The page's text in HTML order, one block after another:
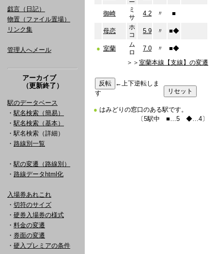
戯言（日記）
物置（ファイル置場）
リンク集
管理人へメール
アーカイブ
（更新終了）
駅のデータベース
・ 駅名検索（簡易）
・ 駅名検索（基本）
・駅名検索（詳細）
・ 路線別一覧
・ 駅の変遷（路線別）
・ 路線データhtml化
入場券あれこれ
・ 切符のサイズ
・ 硬券入場券の様式
・ 料金の変遷
・ 券面の変遷
・ 硬入プレミアの条件
御崎
ミ
サ
4.2 〃 ■
母恋
ホ
コ
5.9 〃 ■◆
● 室蘭
ム
ロ
7.0 〃 ■◆
＞＞ 室蘭本線【支線】の変遷
←上下逆転しま
す
● はみどりの窓口のある駅です。
〔5駅中 ■…5 ◆…4〕